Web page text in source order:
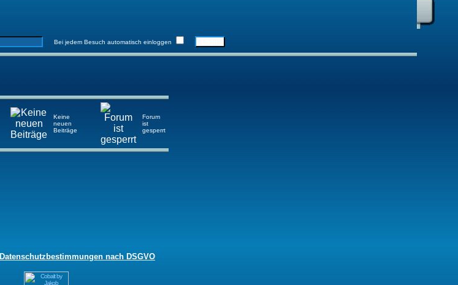
Bei jedem Besuch automatisch einloggen
Keine
neuen
Beiträge
Forum
ist
gesperrt
Datenschutzbestimmungen nach DSGVO